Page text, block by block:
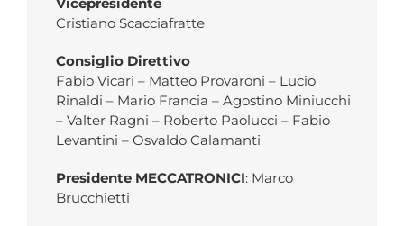
Vicepresidente
Cristiano Scacciafratte
Consiglio Direttivo
Fabio Vicari – Matteo Provaroni – Lucio
Rinaldi – Mario Francia – Agostino Miniucchi
– Valter Ragni – Roberto Paolucci – Fabio
Levantini – Osvaldo Calamanti
Presidente MECCATRONICI: Marco
Brucchietti